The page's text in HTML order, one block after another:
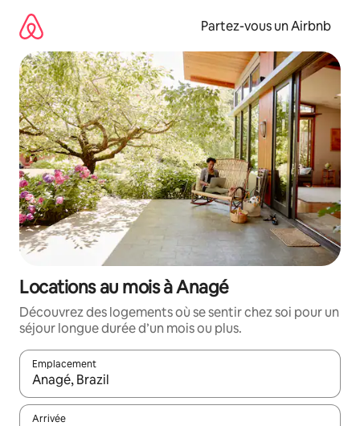
directement
contenu
Partez-vous un Airbnb
Locations au mois à Anagé
Découvrez des logements où se sentir chez soi pour un
séjour longue durée d’un mois ou plus.
Emplacement
Quand les résultats sont affichés, parcourez-les en utilisant
Arrivée